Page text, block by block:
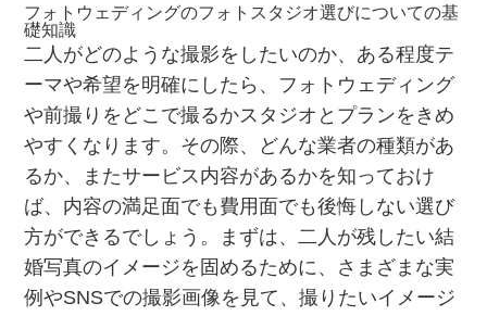
フォトウェディングのフォトスタジオ選びについての基
礎知識
二人がどのような撮影をしたいのか、ある程度テ
ーマや希望を明確にしたら、フォトウェディング
や前撮りをどこで撮るかスタジオとプランをきめ
やすくなります。その際、どんな業者の種類があ
るか、またサービス内容があるかを知っておけ
ば、内容の満足面でも費用面でも後悔しない選び
方ができるでしょう。まずは、二人が残したい結
婚写真のイメージを固めるために、さまざまな実
例やSNSでの撮影画像を見て、撮りたいイメージ